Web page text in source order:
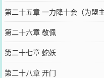
第二十五章 一力降十会（为盟
第二十六章 敬佩
第二十七章 蛇妖
第二十八章 开门